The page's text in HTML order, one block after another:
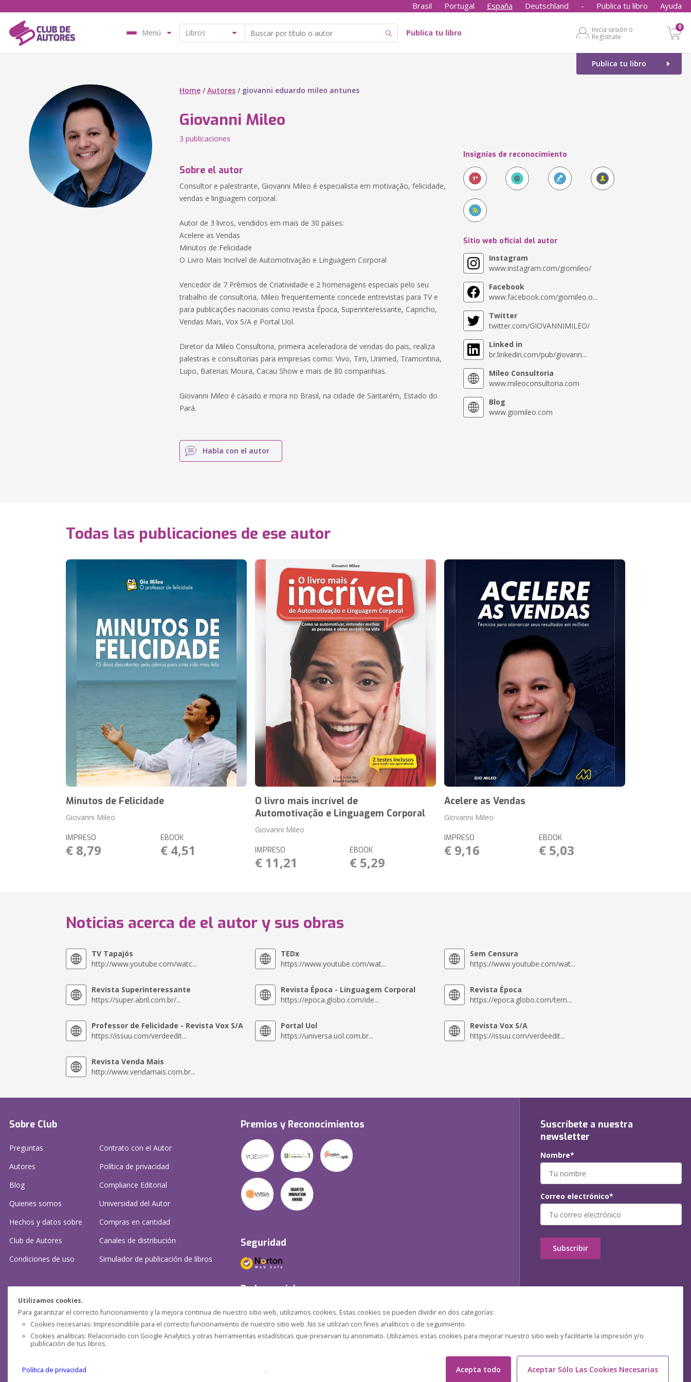
Utilizamos cookies.
Para garantizar el correcto funcionamiento y la mejora continua de nuestro sitio web, utilizamos cookies. Estas cookies se pueden dividir en dos categorías:
Cookies necesarias: Imprescindible para el correcto funcionamiento de nuestro sitio web. No se utilizan con fines analíticos o de seguimiento.
Cookies analíticas: Relacionado con Google Analytics y otras herramientas estadísticas que preservan tu anonimato. Utilizamos estas cookies para mejorar nuestro sitio web y facilitarte la impresión y/o
publicación de tus libros.
Política de privacidad . Acepta todo Aceptar Sólo Las Cookies Necesarias
Brasil Portugal España Deutschland - Publica tu libro Ayuda
Menú Publica tu libro
Inicia sesión o
Regístrate
0
Publica tu libro
Home /Autores / giovanni eduardo mileo antunes
Giovanni Mileo
3 publicaciones
Sobre el autor
Consultor e palestrante, Giovanni Mileo é especialista em motivação, felicidade,
vendas e linguagem corporal.
Autor de 3 livros, vendidos em mais de 30 países:
Acelere as Vendas
Minutos de Felicidade
O Livro Mais Incrível de Automotivação e Linguagem Corporal
Vencedor de 7 Prêmios de Criatividade e 2 homenagens especiais pelo seu
trabalho de consultoria, Mileo frequentemente concede entrevistas para TV e
para publicações nacionais como revista Época, Superinteressante, Capricho,
Vendas Mais, Vox S/A e Portal Uol.
Diretor da Mileo Consultoria, primeira aceleradora de vendas do pais, realiza
palestras e consultorias para empresas como: Vivo, Tim, Unimed, Tramontina,
Lupo, Baterias Moura, Cacau Show e mais de 80 companhias.
Giovanni Mileo é casado e mora no Brasil, na cidade de Santarém, Estado do
Pará.
Habla con el autor
Insignias de reconocimiento
Sitio web oficial del autor
Instagram
www.instagram.com/giomileo/
Facebook
www.facebook.com/giomileo.o...
Twitter
twitter.com/GIOVANNIMILEO/
Linked in
br.linkedin.com/pub/giovann...
Mileo Consultoria
www.mileoconsultoria.com
Blog
www.giomileo.com
Todas las publicaciones de ese autor
Minutos de Felicidade
Giovanni Mileo
IMPRESO
€ 8,79
EBOOK
€ 4,51
O livro mais incrível de
Automotivação e Linguagem Corporal
Giovanni Mileo
IMPRESO
€ 11,21
EBOOK
€ 5,29
Acelere as Vendas
Giovanni Mileo
IMPRESO
€ 9,16
EBOOK
€ 5,03
Noticias acerca de el autor y sus obras
TV Tapajós
http://www.youtube.com/watc...
TEDx
https://www.youtube.com/wat...
Sem Censura
https://www.youtube.com/wat...
Revista Superinteressante
https://super.abril.com.br/...
Revista Época - Linguagem Corporal
https://epoca.globo.com/ide...
Revista Época
https://epoca.globo.com/tem...
Professor de Felicidade - Revista Vox S/A
https://issuu.com/verdeedit...
Portal Uol
https://universa.uol.com.br...
Revista Vox S/A
https://issuu.com/verdeedit...
Revista Venda Mais
http://www.vendamais.com.br...
Sobre Club
Preguntas
Autores
Blog
Quienes somos
Hechos y datos sobre
Club de Autores
Condiciones de uso
Contrato con el Autor
Política de privacidad
Compliance Editorial
Universidad del Autor
Compras en cantidad
Canales de distribución
Simulador de publicación de libros
¿Necesitas ayuda?
Preguntas frecuentes
Contacta con nosotros: (contacto@clubdeautores.com )
Premios y Reconocimientos
Seguridad
Redes sociales
Suscríbete a nuestra
newsletter
Nombre*
Correo electrónico*
Subscribir
Pensática Lda., Número de Identificação Fiscal 517215560